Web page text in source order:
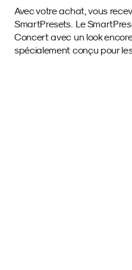
Avec votre achat, vous
SmartPresets. Le
Concert avec un look
spécialement conçu pour